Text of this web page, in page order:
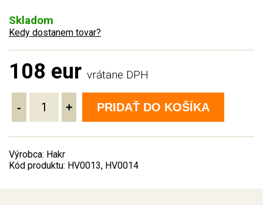
Skladom
Kedy dostanem tovar?
108 eur vrátane DPH
- + PRIDAŤ DO KOŠÍKA
Výrobca: Hakr
Kód produktu: HV0013, HV0014